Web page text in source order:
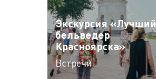
Экскурсия «Лучший
бельведер
Красноярска»
Встречи